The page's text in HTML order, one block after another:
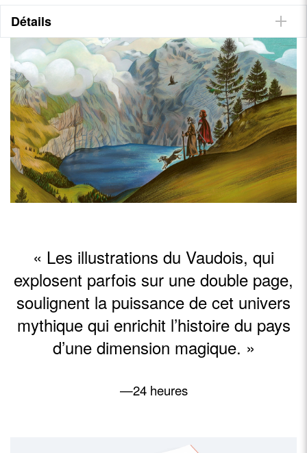
d’actualité. Un fil invisible nous relie à elles, à un imaginaire
toujours présent, à des archétypes encore vivants ». Il enseigne
l'illustration à l'école d'arts visuels Ceruleum, à Lausanne. Il
signe ici le troisième volume de sa série de livres de contes et
légendes suisses. Il est aussi l'illustrateur du best-sellerLa
légende du colibri (Actes Sud).
Table des matières
1) La source perdue (Haut-Valais)
2) Le roi et l'ours (Berne)
3) La vieille Schmidja (Valais - glacier d'Aletsch)
4) Les corbeaux de St-Meinrad (Einsiedeln - Schwytz)
5) La mort de Guillaume Tell (Altdorf - Uri)
Détails
« Les illustrations du Vaudois, qui
explosent parfois sur une double page,
soulignent la puissance de cet univers
mythique qui enrichit l’histoire du pays
d’une dimension magique. »
—24 heures